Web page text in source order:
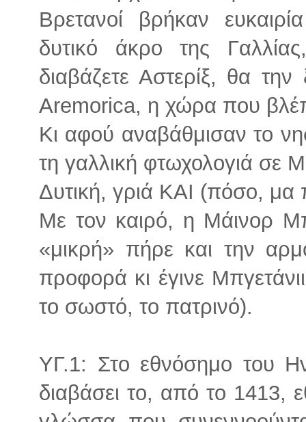
Βρετανοί βρήκαν
δυτικό άκρο της
διαβάζετε Αστερίξ, θα
Aremorica, η χώρα που
Κι αφού αναβάθμισαν το
τη γαλλική φτωχολογιά σε
Δυτική, γριά ΚΑΙ (πόσο,
Με τον καιρό, η Μάινορ
«μικρή» πήρε και την
προφορά κι έγινε
το σωστό, το πατρινό).
ΥΓ.1: Στο εθνόσημο του
διαβάσει το, από το 1413,